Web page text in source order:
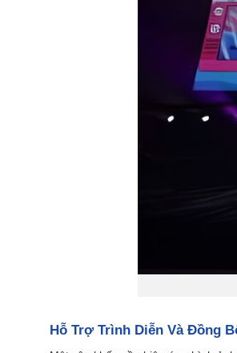
Hỗ Trợ Trình Diễn Và Đồng